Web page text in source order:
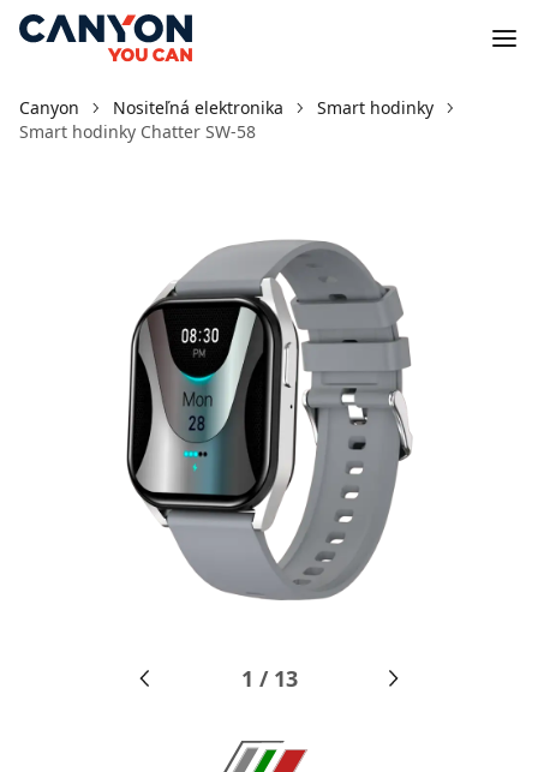
Canyon Nositeľná elektronika
Smart hodinky
Smart hodinky Chatter SW-58
1 / 13